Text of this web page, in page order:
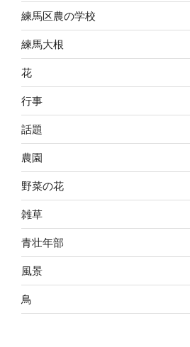
練馬区農の学校
練馬大根
花
行事
話題
農園
野菜の花
雑草
青壮年部
風景
鳥